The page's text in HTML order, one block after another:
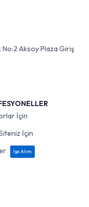
No:2 Aksoy Plaza Giriş
İçin
İçin
İşe Alım